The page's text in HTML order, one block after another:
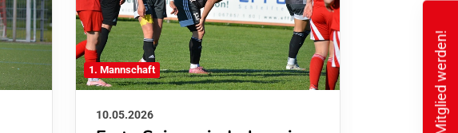
1. Mannschaft
10.05.2026
1. Mannschaft
03.05.2026Mitglied werden!